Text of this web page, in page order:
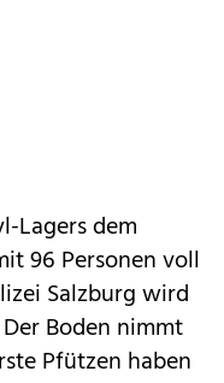
Lagers dem
96 Personen voll
Salzburg wird
Boden nimmt
Pfützen haben